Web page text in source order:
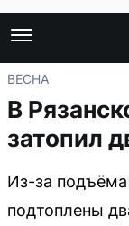
ВЕСНА
В
затопил
Из-за
подтоплены